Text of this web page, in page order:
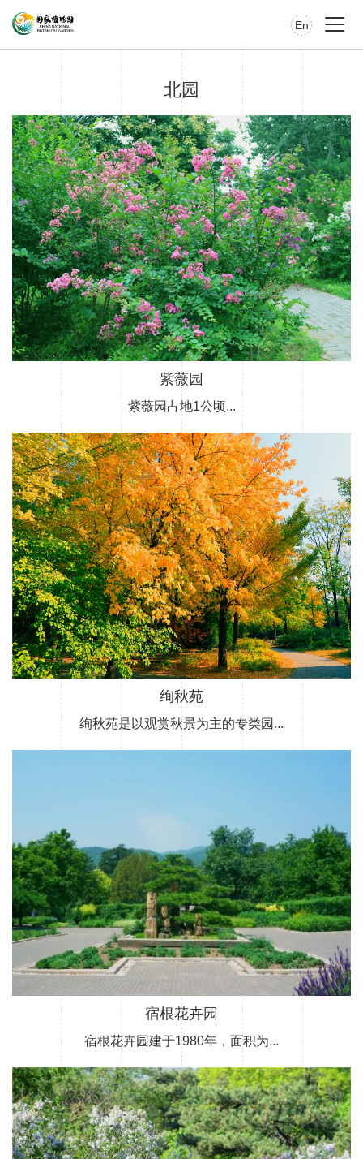
En
北园
紫薇园
紫薇园占地1公顷...
绚秋苑
绚秋苑是以观赏秋景为主的专类园...
宿根花卉园
宿根花卉园建于1980年，面积为...